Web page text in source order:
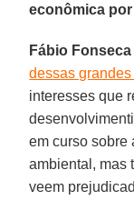
econômica
Fábio
dessas
interesses que
em curso sobre
ambiental, mas
veem